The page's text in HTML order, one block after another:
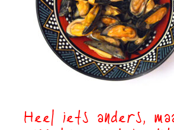
Heel iets anders,